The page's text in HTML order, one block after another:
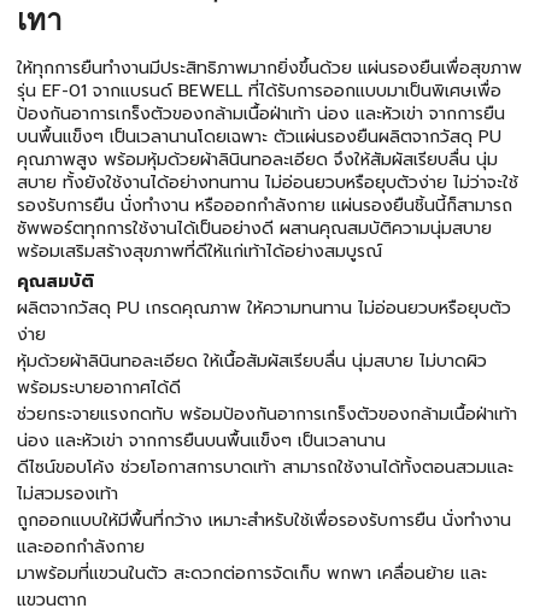
เทา
ให้ทุกการยืนทำงานมีประสิทธิภาพมากยิ่งขึ้นด้วย แผ่นรองยืนเพื่อสุขภาพ
รุ่น EF-01 จากแบรนด์ BEWELL ที่ได้รับการออกแบบมาเป็นพิเศษเพื่อ
ป้องกันอาการเกร็งตัวของกล้ามเนื้อฝ่าเท้า น่อง และหัวเข่า จากการยืน
บนพื้นแข็งๆ เป็นเวลานานโดยเฉพาะ ตัวแผ่นรองยืนผลิตจากวัสดุ PU
คุณภาพสูง พร้อมหุ้มด้วยผ้าลินินทอละเอียด จึงให้สัมผัสเรียบลื่น นุ่ม
สบาย ทั้งยังใช้งานได้อย่างทนทาน ไม่อ่อนยวบหรือยุบตัวง่าย ไม่ว่าจะใช้
รองรับการยืน นั่งทำงาน หรือออกกำลังกาย แผ่นรองยืนชิ้นนี้ก็สามารถ
ซัพพอร์ตทุกการใช้งานได้เป็นอย่างดี ผสานคุณสมบัติความนุ่มสบาย
พร้อมเสริมสร้างสุขภาพที่ดีให้แก่เท้าได้อย่างสมบูรณ์
คุณสมบัติ
ผลิตจากวัสดุ PU เกรดคุณภาพ ให้ความทนทาน ไม่อ่อนยวบหรือยุบตัว
ง่าย
หุ้มด้วยผ้าลินินทอละเอียด ให้เนื้อสัมผัสเรียบลื่น นุ่มสบาย ไม่บาดผิว
พร้อมระบายอากาศได้ดี
ช่วยกระจายแรงกดทับ พร้อมป้องกันอาการเกร็งตัวของกล้ามเนื้อฝ่าเท้า
น่อง และหัวเข่า จากการยืนบนพื้นแข็งๆ เป็นเวลานาน
ดีไซน์ขอบโค้ง ช่วยโอกาสการบาดเท้า สามารถใช้งานได้ทั้งตอนสวมและ
ไม่สวมรองเท้า
ถูกออกแบบให้มีพื้นที่กว้าง เหมาะสำหรับใช้เพื่อรองรับการยืน นั่งทำงาน
และออกกำลังกาย
มาพร้อมที่แขวนในตัว สะดวกต่อการจัดเก็บ พกพา เคลื่อนย้าย และ
แขวนตาก